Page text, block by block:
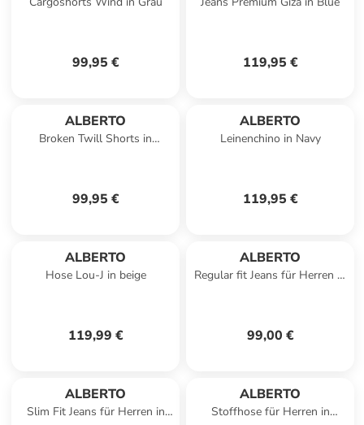
99,95 € 119,95 €
ALBERTO
Broken Twill Shorts in
99,95 €
ALBERTO
Leinenchino in Navy
119,95 €
ALBERTO
Hose Lou-J in beige
119,99 €
ALBERTO
Regular fit Jeans für Herren in
99,00 €
ALBERTO
Slim Fit Jeans für Herren in
ALBERTO
Stoffhose für Herren in